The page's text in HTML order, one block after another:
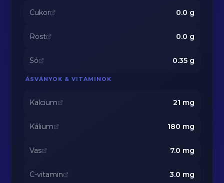
Cukor 0.0 g
Rost 0.0 g
Só 0.35g
ÁSVÁNYOK & VITAMINOK
Kalcium 21 mg
Kálium 180 mg
Vas 7.0 mg
C-vitamin 3.0 mg